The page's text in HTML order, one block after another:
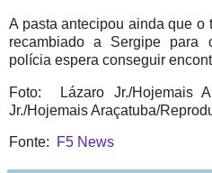
A pasta antecipou ainda que o
recambiado a Sergipe para
polícia espera conseguir
Foto: Lázaro Jr./Hojemais
Jr./Hojemais Araçatuba/
Fonte: F5 News